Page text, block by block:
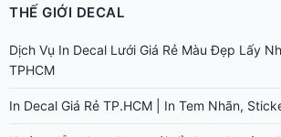
THẾ GIỚI DECAL
Dịch Vụ In Decal Lưới Giá Rẻ Màu Đẹp Lấy
TPHCM
In Decal Giá Rẻ TP.HCM | In Tem Nhãn,